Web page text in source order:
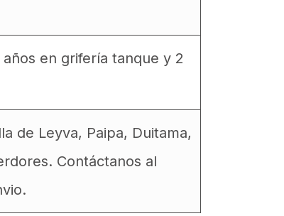
en grifería tanque y 2
de Leyva, Paipa, Duitama,
Contáctanos al